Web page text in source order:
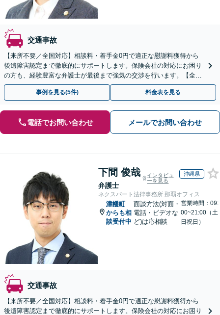
交通事故
【来所不要／全国対応】相談料・着手金0円で適正な慰謝料獲得から
後遺障害認定まで徹底的にサポートします。保険会社の対応にお困り
の方も、経験豊富な弁護士が最後まで強気の交渉を行います。【全国
13拠点】お気軽にご相談ください。
事例を見る(5件) 料金表を見る
電話でお問い合わせ メールでお問い合わせ
下間 俊哉
弁護士
インタビュ
ーを見る
沖縄県
ネクスパート法律事務所 那覇オフィス
津幡町
からも相
談受付中
面談方法(対面・
電話・ビデオな
ど)は応相談
営業時間：09:
00~21:00（土
日祝日）
交通事故
【来所不要／全国対応】相談料・着手金0円で適正な慰謝料獲得から
後遺障害認定まで徹底的にサポートします。保険会社の対応にお困り